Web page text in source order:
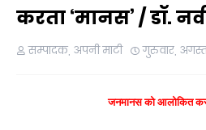
करता ‘मानस’ / डॉ.
सम्पादक, अपनी माटी गुरुवार,
जनमानस को आलोकित